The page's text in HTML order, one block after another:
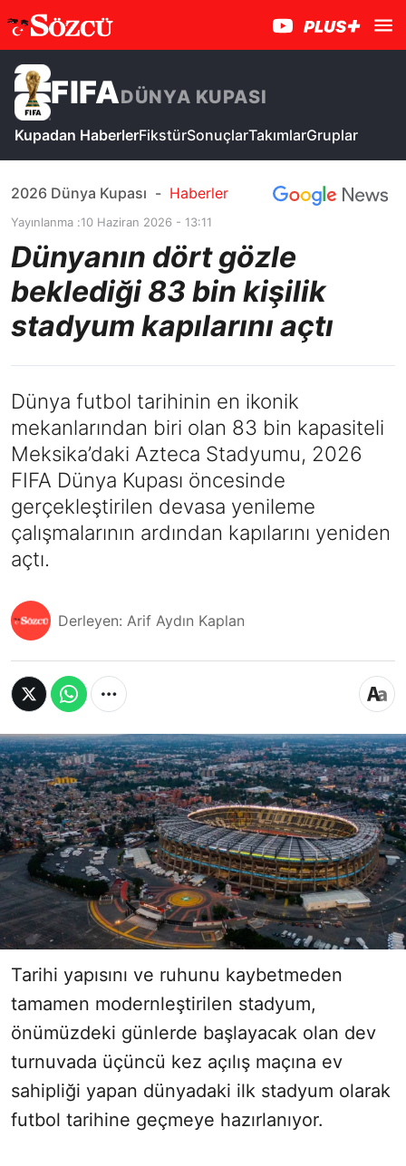
FIFADÜNYA KUPASI
Kupadan HaberlerFikstürSonuçlarTakımlarGruplar
2026 Dünya Kupası - Haberler
Yayınlanma :10 Haziran 2026 - 13:11
Dünyanın dört gözle
beklediği 83 bin kişilik
stadyum kapılarını açtı
Dünya futbol tarihinin en ikonik
mekanlarından biri olan 83 bin kapasiteli
Meksika’daki Azteca Stadyumu, 2026
FIFA Dünya Kupası öncesinde
gerçekleştirilen devasa yenileme
çalışmalarının ardından kapılarını yeniden
açtı.
Derleyen: Arif Aydın Kaplan
Tarihi yapısını ve ruhunu kaybetmeden
tamamen modernleştirilen stadyum,
önümüzdeki günlerde başlayacak olan dev
turnuvada üçüncü kez açılış maçına ev
sahipliği yapan dünyadaki ilk stadyum olarak
futbol tarihine geçmeye hazırlanıyor.